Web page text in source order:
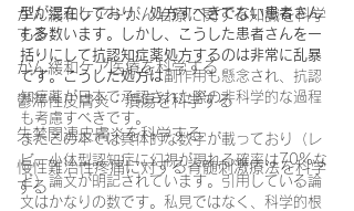
がん緩和ケア＋がん治療に関する知識を科学
する
がん緩和ケア医療を科学する
鬱滞性皮膚炎・潰瘍を科学する
失禁関連皮膚炎を科学する
慢性難治性疼痛に対する脊髄刺激療法を科学
する
型が混在しており、処方すべきでない患者さん
も多数います。しかし、こうした患者さんを一
括りにして抗認知症薬処方するのは非常に乱暴
です。こうした処方は副作用も懸念され、抗認
知症薬が日本で承認された際の非科学的な過程
も考慮すべきです。
またこの本では具体的な数字が載っており（レ
ビー小体型認知症に幻視が現れる確率は70%な
ど）論文が明記されています。引用している論
文はかなりの数です。私見ではなく、科学的根